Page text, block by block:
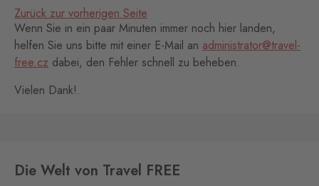
Zurück zur vorherigen Seite
Wenn Sie in ein paar Minuten immer noch hier landen,
helfen Sie uns bitte mit einer E-Mail an administrator@travel-
free.cz dabei, den Fehler schnell zu beheben.
Vielen Dank!.
Die Welt von Travel FREE